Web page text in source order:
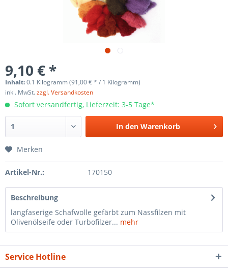
9,10 € *
Inhalt:0.1 Kilogramm (91,00 € * / 1 Kilogramm)
inkl. MwSt.zzgl. Versandkosten
Sofort versandfertig, Lieferzeit: 3-5 Tage*
In den Warenkorb
Merken
Artikel-Nr.: 170150
Beschreibung
langfaserige Schafwolle gefärbt zum Nassfilzen mit
Olivenölseife oder Turbofilzer... mehr
Service Hotline